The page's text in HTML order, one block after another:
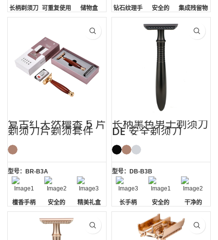
长柄剃须刀
可重复使用
的剃须刀刀
储物盒
钻石纹理手
柄
安全的
集成残留物
去除
复古红天然檀香 5 片
剃须刀片剃须套件
型号：BR-B3A
檀香手柄 安全的 精美礼盒
长柄黑色男士剃须刀
DE 安全剃须刀
型号：DB-B3B
长手柄 安全的 干净的